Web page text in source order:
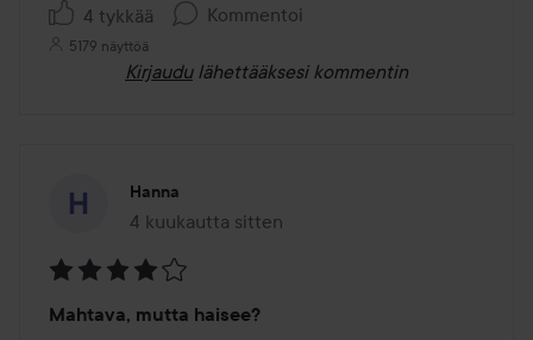
4 tykkää
Kommentoi
5179 näyttöä
Kirjaudu lähettääksesi kommentin
Hanna
4 kuukautta sitten
Viesti luotiin 4 kuukautta sitten
4
Mahtava, mutta haisee?